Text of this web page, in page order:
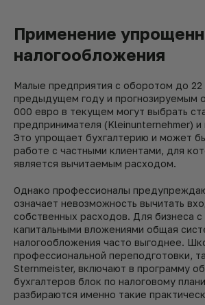
Применение
налогообложения
Малые предприятия с оборотом до 22
предыдущем году и прогнозируемым
000 евро в текущем могут выбрать
предпринимателя (Kleinunternehmer)
Это упрощает бухгалтерию и может
работе с частными клиентами, для
является вычитаемым расходом.
Однако профессионалы
означает невозможность вычитать
собственных расходов. Для бизнеса
капитальными вложениями общая
налогообложения часто выгоднее.
профессиональной переподготовки,
Sternmeister, включают в программу
бухгалтеров блок по налоговому
разбираются именно такие